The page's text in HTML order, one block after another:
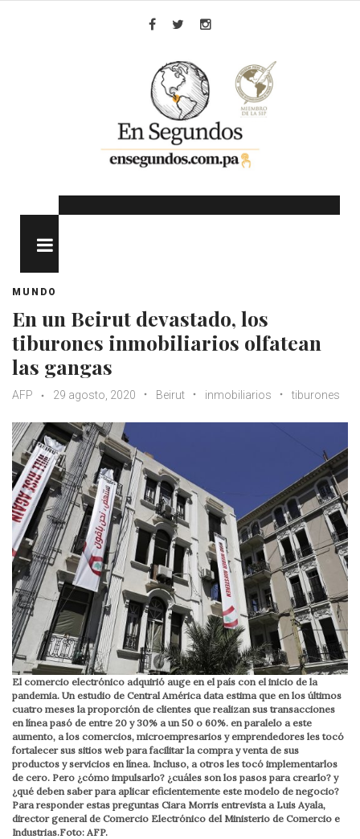
MUNDO
En un Beirut devastado, los
tiburones inmobiliarios olfatean
las gangas
AFP 29 agosto, 2020 Beirut inmobiliarios tiburones
El comercio electrónico adquirió auge en el país con el inicio de la
pandemia. Un estudio de Central América data estima que en los últimos
cuatro meses la proporción de clientes que realizan sus transacciones
en línea pasó de entre 20 y 30% a un 50 o 60%. en paralelo a este
aumento, a los comercios, microempresarios y emprendedores les tocó
fortalecer sus sitios web para facilitar la compra y venta de sus
productos y servicios en línea. Incluso, a otros les tocó implementarlos
de cero. Pero ¿cómo impulsarlo? ¿cuáles son los pasos para crearlo? y
¿qué deben saber para aplicar eficientemente este modelo de negocio?
Para responder estas preguntas Ciara Morris entrevista a Luis Ayala,
director general de Comercio Electrónico del Ministerio de Comercio e
Industrias.Foto: AFP.